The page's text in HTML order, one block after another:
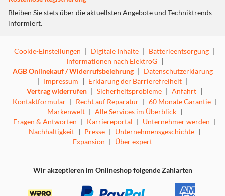
scharfe Bilder und brillante Farben.
Alexa Built-in
Nutzen Sie die volle Kraft von Alexa Built-in in Ihrem
Gerät! Stellen Sie Fragen, steuern Sie Smart-TV und
Heimgeräte, spielen Sie Musik ab - alles ohne zusätzliche
Geräte. Genießen Sie die Bequemlichkeit von Alexa,
immer bereit, Ihnen zu helfen.
HDR10 (High Dynamic Range 10) ist ein Standard für
hochwertige Bild- und Videowiedergabe. Er erweitert den
dunkler, was zu einem realistischeren und
Bleiben Sie stets über die aktuellsten Angebote und Techniktrends
informiert.
Cookie-Einstellungen | Digitale Inhalte | Batterieentsorgung |
Informationen nach ElektroG |
AGB Onlinekauf / Widerrufsbelehrung | Datenschutzerklärung
| Impressum | Erklärung der Barrierefreiheit |
Vertrag widerrufen | Sicherheitsprobleme | Anfahrt |
Kontaktformular | Recht auf Reparatur | 60 Monate Garantie |
Markenwelt | Alle Services im Überblick |
Fragen & Antworten | Karriereportal | Unternehmer werden |
Nachhaltigkeit | Presse | Unternehmensgeschichte |
Expansion | Über expert
Wir akzeptieren im Onlineshop folgende Zahlarten